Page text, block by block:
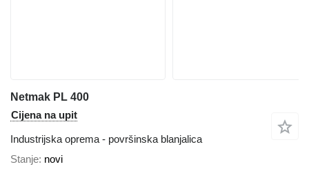
Netmak PL 400
Cijena na upit
Industrijska oprema - površinska blanjalica
Stanje novi